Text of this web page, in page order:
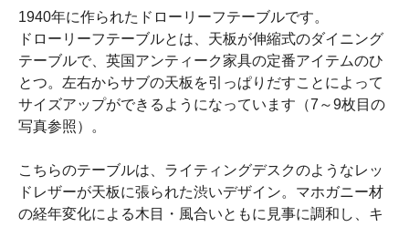
1940年に作られたドローリーフテーブルです。
ドローリーフテーブルとは、天板が伸縮式のダイニング
テーブルで、英国アンティーク家具の定番アイテムのひ
とつ。左右からサブの天板を引っぱりだすことによって
サイズアップができるようになっています（7～9枚目の
写真参照）。
こちらのテーブルは、ライティングデスクのようなレッ
ドレザーが天板に張られた渋いデザイン。マホガニー材
の経年変化による木目・風合いともに見事に調和し、キ